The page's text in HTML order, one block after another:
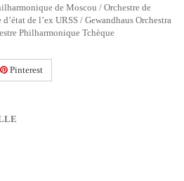
de Moscou / Orchestre de
de l’ex URSS / Gewandhaus Orchestra
Philharmonique Tchèque
Pinterest